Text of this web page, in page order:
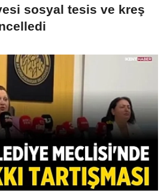
sosyal tesis ve kreş